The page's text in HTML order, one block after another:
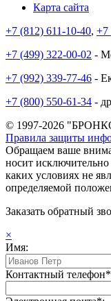
Карта сайта
+7 (812) 611-10-40, +7
+7 (499) 322-00-02 -
+7 (992) 339-77-46 -
+7 (800) 550-61-34 -
© 1997-2026
Правила защиты
Обращаем ваше
носит
каких условиях не
определяемой
Заказать обратный
×
Имя:
Контактный